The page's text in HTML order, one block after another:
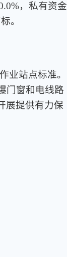
，私有资金
。
业站点标准。
门窗和电线路
展提供有力保